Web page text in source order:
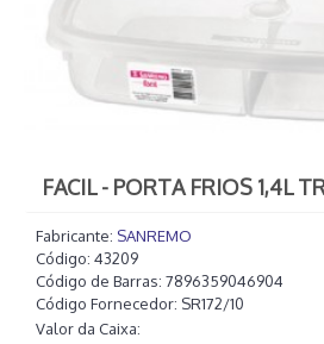
FACIL - PORTA FRIOS 1,4L
Fabricante: SANREMO
Código: 43209
Código de Barras: 7896359046904
Código Fornecedor: SR172/10
Valor da Caixa: